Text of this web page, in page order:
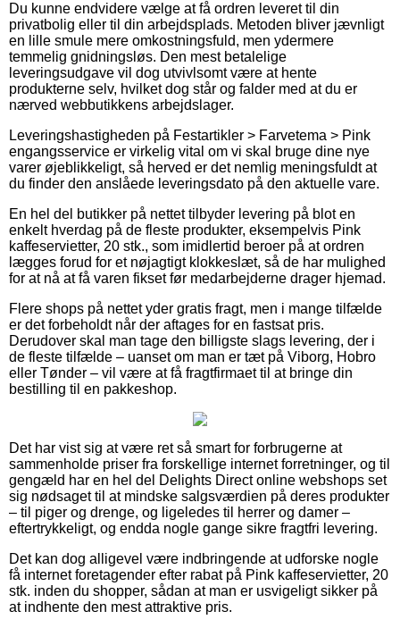
Du kunne endvidere vælge at få ordren leveret til din
privatbolig eller til din arbejdsplads. Metoden bliver jævnligt
en lille smule mere omkostningsfuld, men ydermere
temmelig gnidningsløs. Den mest betalelige
leveringsudgave vil dog utvivlsomt være at hente
produkterne selv, hvilket dog står og falder med at du er
nærved webbutikkens arbejdslager.
Leveringshastigheden på Festartikler > Farvetema > Pink
engangsservice er virkelig vital om vi skal bruge dine nye
varer øjeblikkeligt, så herved er det nemlig meningsfuldt at
du finder den anslåede leveringsdato på den aktuelle vare.
En hel del butikker på nettet tilbyder levering på blot en
enkelt hverdag på de fleste produkter, eksempelvis Pink
kaffeservietter, 20 stk., som imidlertid beroer på at ordren
lægges forud for et nøjagtigt klokkeslæt, så de har mulighed
for at nå at få varen fikset før medarbejderne drager hjemad.
Flere shops på nettet yder gratis fragt, men i mange tilfælde
er det forbeholdt når der aftages for en fastsat pris.
Derudover skal man tage den billigste slags levering, der i
de fleste tilfælde – uanset om man er tæt på Viborg, Hobro
eller Tønder – vil være at få fragtfirmaet til at bringe din
bestilling til en pakkeshop.
Det har vist sig at være ret så smart for forbrugerne at
sammenholde priser fra forskellige internet forretninger, og til
gengæld har en hel del Delights Direct online webshops set
sig nødsaget til at mindske salgsværdien på deres produkter
– til piger og drenge, og ligeledes til herrer og damer –
eftertrykkeligt, og endda nogle gange sikre fragtfri levering.
Det kan dog alligevel være indbringende at udforske nogle
få internet foretagender efter rabat på Pink kaffeservietter, 20
stk. inden du shopper, sådan at man er usvigeligt sikker på
at indhente den mest attraktive pris.